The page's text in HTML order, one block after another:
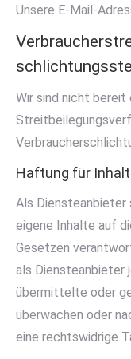
Unsere E-Mail-
Wir sind nicht
Haftung für
Als Diensteanbieter
eigene Inhalte auf
Gesetzen
als Diensteanbieter
übermittelte oder
überwachen oder
eine rechtswidrige